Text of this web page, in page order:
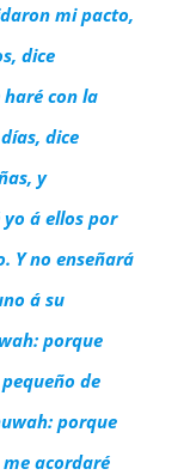
mi pacto,
dice
haré con la
dice
y
yo á ellos por
Y no enseñará
á su
porque
de
porque
acordaré